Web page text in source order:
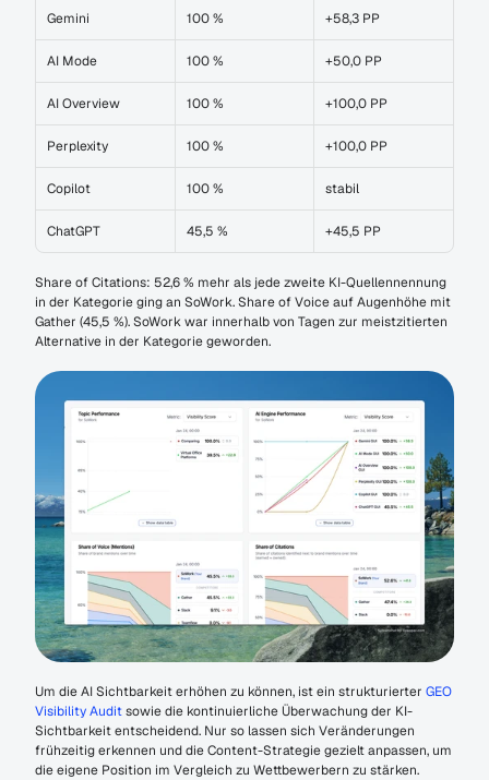
Gemini 100 % +58,3 PP
AI Mode 100 % +50,0 PP
AI Overview 100 % +100,0 PP
Perplexity 100 % +100,0 PP
Copilot 100 % stabil
ChatGPT 45,5 % +45,5 PP
Share of Citations: 52,6 % mehr als jede zweite KI-Quellennennung
in der Kategorie ging an SoWork. Share of Voice auf Augenhöhe mit
Gather (45,5 %). SoWork war innerhalb von Tagen zur meistzitierten
Alternative in der Kategorie geworden.
Um die AI Sichtbarkeit erhöhen zu können, ist ein strukturierter GEO
Visibility Audit sowie die kontinuierliche Überwachung der KI-
Sichtbarkeit entscheidend. Nur so lassen sich Veränderungen
frühzeitig erkennen und die Content-Strategie gezielt anpassen, um
die eigene Position im Vergleich zu Wettbewerbern zu stärken.